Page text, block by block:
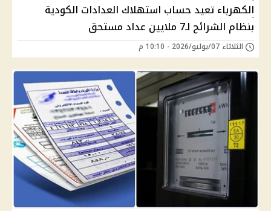
الكهرباء تعيد حساب استهلاك العدادات الكودية
بنظام الشرائح لـ7 ملايين عداد مستحق
الثلاثاء 07/يوليو/2026 - 10:10 م